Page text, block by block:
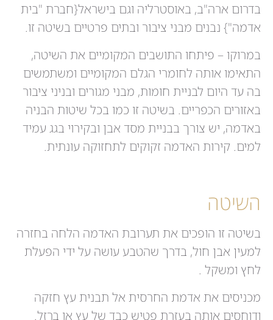
בדרום ארה"ב, באוסטרליה וגם בישראל{חברת "בית
אדמה"} נבנים מבני ציבור ובתים פרטיים בשיטה זו.
במרוקו – פיתחו התושבים המקומיים את השיטה,
התאימו אותה לחומרי הגלם המקומיים ומשתמשים
בה עד היום לבניית חומות, מבני מגורים ובניני ציבור
באזורים הכפריים. בשיטה זו כמו בכל שיטות הבניה
באדמה, יש צורך בבניית מסד אבן ובקירוי בגג עמיד
למים. קירות האדמה זקוקים לתחזוקה עונתית.
השיטה
בשיטה זו הופכים את תערובת האדמה הלחה בחזרה
למעין אבן חול, בדרך שהטבע עושה על ידי הפעלת
לחץ ומשקל .
מכניסים את אדמת החרסית אל תבנית עץ חזקה
ודוחסים אותה בעזרת פטיש כבד של עץ או ברזל.